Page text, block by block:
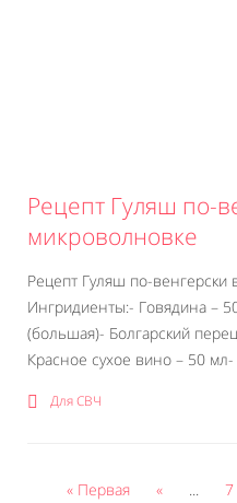
Рецепт Гуляш по-
микроволновке
Рецепт Гуляш по-венгерски
Ингридиенты:- Говядина –
(большая)- Болгарский
Красное сухое вино – 50
Для СВЧ
« Первая « ... 7